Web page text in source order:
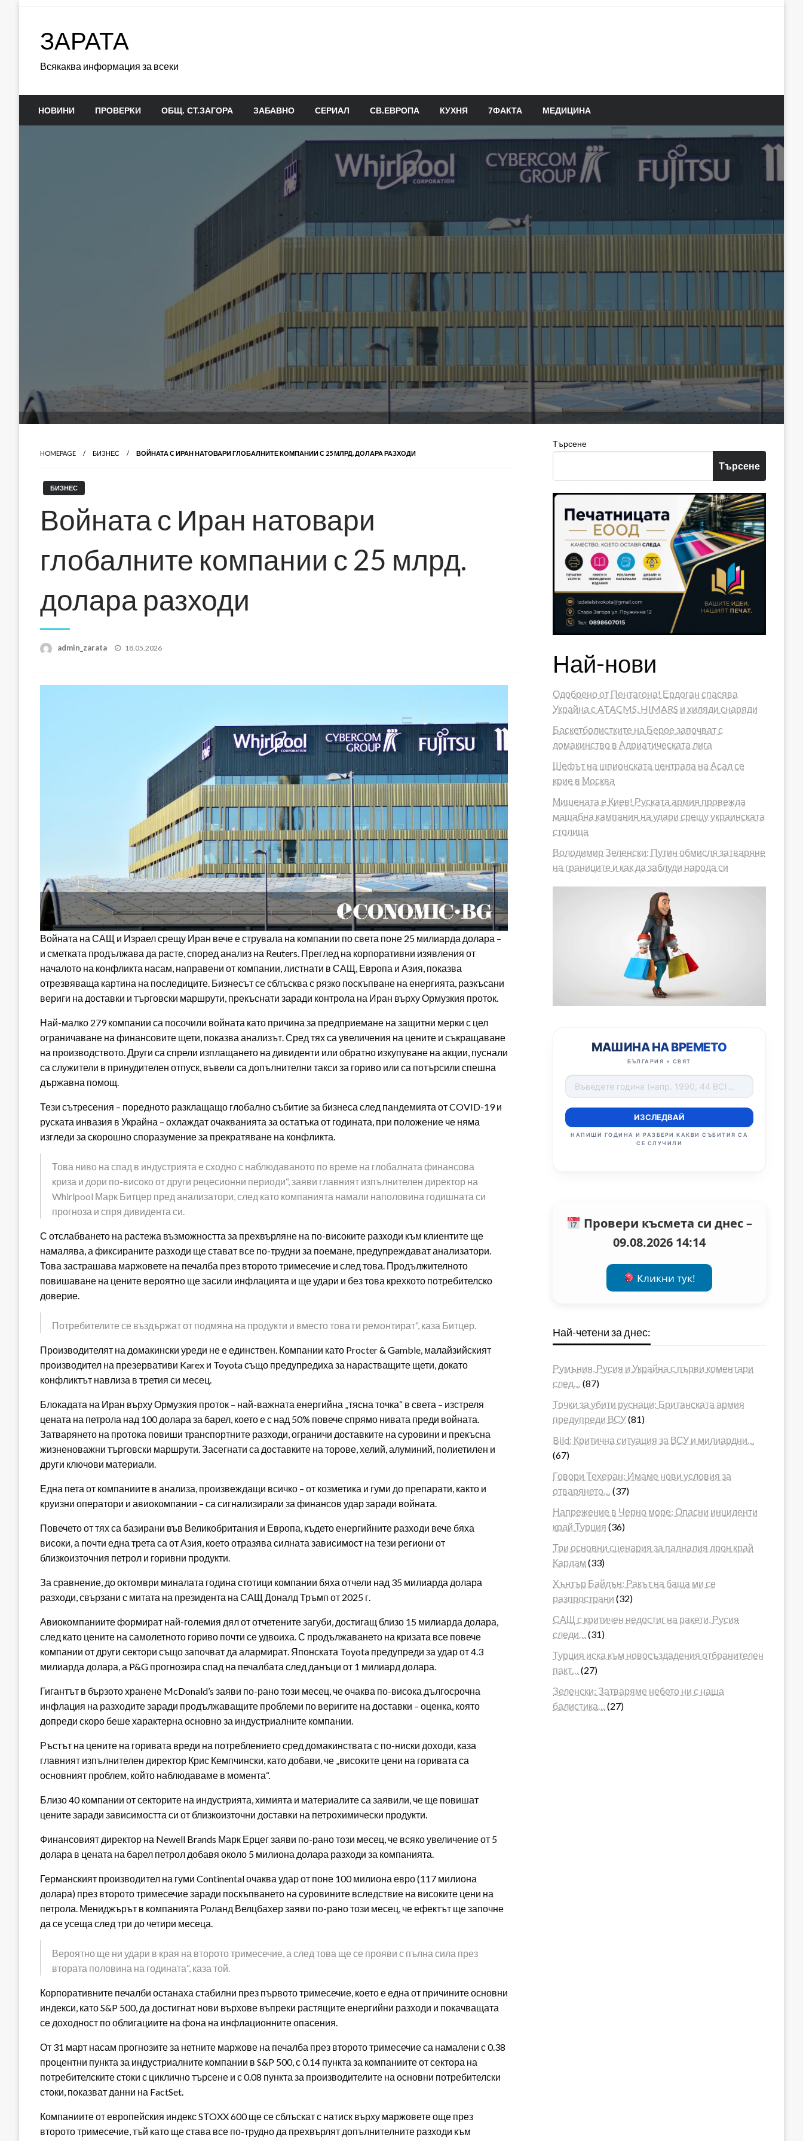
ЗАРАТА
Всякаква информация за всеки
НОВИНИ ПРОВЕРКИ ОБЩ. СТ.ЗАГОРА ЗАБАВНО СЕРИАЛ СВ.ЕВРОПА КУХНЯ 7ФАКТА МЕДИЦИНА
HOMEPAGE БИЗНЕС ВОЙНАТА С ИРАН НАТОВАРИ ГЛОБАЛНИТЕ КОМПАНИИ С 25 МЛРД. ДОЛАРА РАЗХОДИ
БИЗНЕС
Войната с Иран натовари
глобалните компании с 25 млрд.
долара разходи
admin_zarata
Posted
18.05.2026
Войната на САЩ и Израел срещу Иран вече е струвала на компании по света поне 25 милиарда долара –
и сметката продължава да расте, според анализ на Reuters. Преглед на корпоративни изявления от
началото на конфликта насам, направени от компании, листнати в САЩ, Европа и Азия, показва
отрезвяваща картина на последиците. Бизнесът се сблъсква с рязко поскъпване на енергията, разкъсани
вериги на доставки и търговски маршрути, прекъснати заради контрола на Иран върху Ормузкия проток.
Най-малко 279 компании са посочили войната като причина за предприемане на защитни мерки с цел
ограничаване на финансовите щети, показва анализът. Сред тях са увеличения на цените и съкращаване
на производството. Други са спрели изплащането на дивиденти или обратно изкупуване на акции, пуснали
са служители в принудителен отпуск, въвели са допълнителни такси за гориво или са потърсили спешна
държавна помощ.
Тези сътресения – поредното разклащащо глобално събитие за бизнеса след пандемията от COVID-19 и
руската инвазия в Украйна – охлаждат очакванията за остатъка от годината, при положение че няма
изгледи за скорошно споразумение за прекратяване на конфликта.
Това ниво на спад в индустрията е сходно с наблюдаваното по време на глобалната финансова
криза и дори по-високо от други рецесионни периоди“, заяви главният изпълнителен директор на
Whirlpool Марк Битцер пред анализатори, след като компанията намали наполовина годишната си
прогноза и спря дивидента си.
С отслабването на растежа възможността за прехвърляне на по-високите разходи към клиентите ще
намалява, а фиксираните разходи ще стават все по-трудни за поемане, предупреждават анализатори.
Това застрашава маржовете на печалба през второто тримесечие и след това. Продължителното
повишаване на цените вероятно ще засили инфлацията и ще удари и без това крехкото потребителско
доверие.
Потребителите се въздържат от подмяна на продукти и вместо това ги ремонтират“, каза Битцер.
Производителят на домакински уреди не е единствен. Компании като Procter & Gamble, малайзийският
производител на презервативи Karex и Toyota също предупредиха за нарастващите щети, докато
конфликтът навлиза в третия си месец.
Блокадата на Иран върху Ормузкия проток – най-важната енергийна „тясна точка“ в света – изстреля
цената на петрола над 100 долара за барел, което е с над 50% повече спрямо нивата преди войната.
Затварянето на протока повиши транспортните разходи, ограничи доставките на суровини и прекъсна
жизненоважни търговски маршрути. Засегнати са доставките на торове, хелий, алуминий, полиетилен и
други ключови материали.
Една пета от компаниите в анализа, произвеждащи всичко – от козметика и гуми до препарати, както и
круизни оператори и авиокомпании – са сигнализирали за финансов удар заради войната.
Повечето от тях са базирани във Великобритания и Европа, където енергийните разходи вече бяха
високи, а почти една трета са от Азия, което отразява силната зависимост на тези региони от
близкоизточния петрол и горивни продукти.
За сравнение, до октомври миналата година стотици компании бяха отчели над 35 милиарда долара
разходи, свързани с митата на президента на САЩ Доналд Тръмп от 2025 г.
Авиокомпаниите формират най-големия дял от отчетените загуби, достигащ близо 15 милиарда долара,
след като цените на самолетното гориво почти се удвоиха. С продължаването на кризата все повече
компании от други сектори също започват да алармират. Японската Toyota предупреди за удар от 4.3
милиарда долара, а P&G прогнозира спад на печалбата след данъци от 1 милиард долара.
Гигантът в бързото хранене McDonald’s заяви по-рано този месец, че очаква по-висока дългосрочна
инфлация на разходите заради продължаващите проблеми по веригите на доставки – оценка, която
допреди скоро беше характерна основно за индустриалните компании.
Ръстът на цените на горивата вреди на потреблението сред домакинствата с по-ниски доходи, каза
главният изпълнителен директор Крис Кемпчински, като добави, че „високите цени на горивата са
основният проблем, който наблюдаваме в момента“.
Близо 40 компании от секторите на индустрията, химията и материалите са заявили, че ще повишат
цените заради зависимостта си от близкоизточни доставки на петрохимически продукти.
Финансовият директор на Newell Brands Марк Ерцег заяви по-рано този месец, че всяко увеличение от 5
долара в цената на барел петрол добавя около 5 милиона долара разходи за компанията.
Германският производител на гуми Continental очаква удар от поне 100 милиона евро (117 милиона
долара) през второто тримесечие заради поскъпването на суровините вследствие на високите цени на
петрола. Мениджърът в компанията Роланд Велцбахер заяви по-рано този месец, че ефектът ще започне
да се усеща след три до четири месеца.
Вероятно ще ни удари в края на второто тримесечие, а след това ще се прояви с пълна сила през
втората половина на годината“, каза той.
Корпоративните печалби останаха стабилни през първото тримесечие, което е една от причините основни
индекси, като S&P 500, да достигнат нови върхове въпреки растящите енергийни разходи и покачващата
се доходност по облигациите на фона на инфлационните опасения.
От 31 март насам прогнозите за нетните маржове на печалба през второто тримесечие са намалени с 0.38
процентни пункта за индустриалните компании в S&P 500, с 0.14 пункта за компаниите от сектора на
потребителските стоки с циклично търсене и с 0.08 пункта за производителите на основни потребителски
стоки, показват данни на FactSet.
Компаниите от европейския индекс STOXX 600 ще се сблъскат с натиск върху маржовете още през
второто тримесечие, тъй като ще става все по-трудно да прехвърлят допълнителните разходи към
Търсене
Търсене
Най-нови
Одобрено от Пентагона! Ердоган спасява
Украйна с ATACMS, HIMARS и хиляди снаряди
Баскетболистките на Берое започват с
домакинство в Адриатическата лига
Шефът на шпионската централа на Асад се
крие в Москва
Мишената е Киев! Руската армия провежда
мащабна кампания на удари срещу украинската
столица
Володимир Зеленски: Путин обмисля затваряне
на границите и как да заблуди народа си
МАШИНА НА ВРЕМЕТО
БЪЛГАРИЯ + СВЯТ
ИЗСЛЕДВАЙ
НАПИШИ ГОДИНА И РАЗБЕРИ КАКВИ СЪБИТИЯ СА
СЕ СЛУЧИЛИ
Провери късмета си днес –
09.08.2026 14:14
Кликни тук!
Най-четени за днес:
Румъния, Русия и Украйна с първи коментари
след…
(87)
Точки за убити руснаци: Британската армия
предупреди ВСУ(81)
Bild: Критична ситуация за ВСУ и милиардни…
(67)
Говори Техеран: Имаме нови условия за
отварянето…
(37)
Напрежение в Черно море: Опасни инциденти
край Турция (36)
Три основни сценария за падналия дрон край
Кардам (33)
Хънтър Байдън: Ракът на баща ми се
разпространи (32)
САЩ с критичен недостиг на ракети, Русия
следи…
(31)
Турция иска към новосъздадения отбранителен
пакт…
(27)
Зеленски: Затваряме небето ни с наша
балистика…
(27)